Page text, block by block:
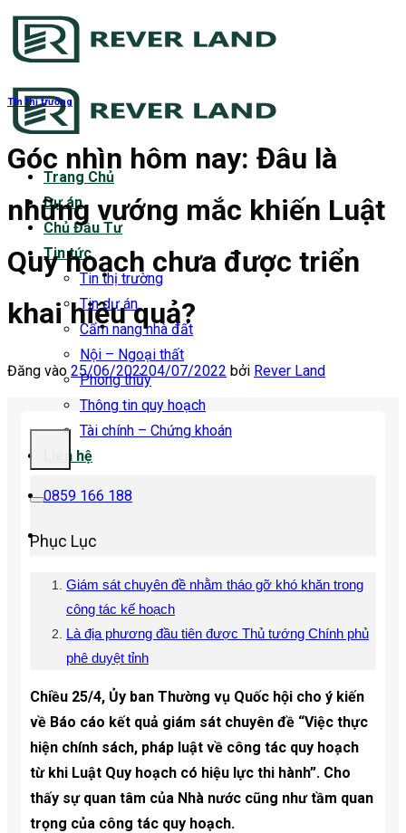
Bỏ
qua
dung
Trang Chủ
Dự án
Chủ Đầu Tư
Tin tức
Tin thị trường
Tin dự án
Cẩm nang nhà đất
Nội – Ngoại thất
Phong thủy
Thông tin quy hoạch
Tài chính – Chứng khoán
Liên hệ
0859 166 188
Tin thị trường
Góc nhìn hôm nay: Đâu là
những vướng mắc khiến Luật
Quy hoạch chưa được triển
khai hiệu quả?
Đăng vào 25/06/202204/07/2022 bởi Rever Land
Phục Lục
Giám sát chuyên đề nhằm tháo gỡ khó khăn trong
công tác kế hoạch
Là địa phương đầu tiên được Thủ tướng Chính phủ
phê duyệt tỉnh
Chiều 25/4, Ủy ban Thường vụ Quốc hội cho ý kiến ​​
về Báo cáo kết quả giám sát chuyên đề “Việc thực
hiện chính sách, pháp luật về công tác quy hoạch
từ khi Luật Quy hoạch có hiệu lực thi hành”. Cho
thấy sự quan tâm của Nhà nước cũng như tầm quan
trọng của công tác quy hoạch.